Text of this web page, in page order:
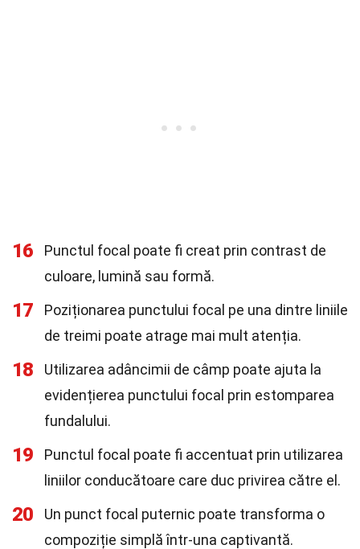
16
Punctul focal poate fi creat prin contrast de
culoare, lumină sau formă.
17
Poziționarea punctului focal pe una dintre liniile
de treimi poate atrage mai mult atenția.
18
Utilizarea adâncimii de câmp poate ajuta la
evidențierea punctului focal prin estomparea
fundalului.
19
Punctul focal poate fi accentuat prin utilizarea
liniilor conducătoare care duc privirea către el.
20
Un punct focal puternic poate transforma o
compoziție simplă într-una captivantă.